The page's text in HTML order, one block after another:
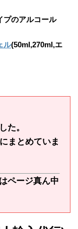
プのアルコール
ル(50ml,270ml,エ
た。
にまとめていま
ページ真ん中